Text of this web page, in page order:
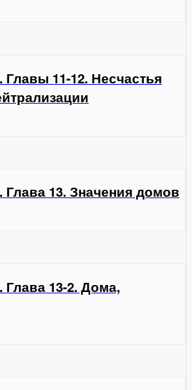
11-12. Несчастья
13. Значения домов
13-2. Дома,